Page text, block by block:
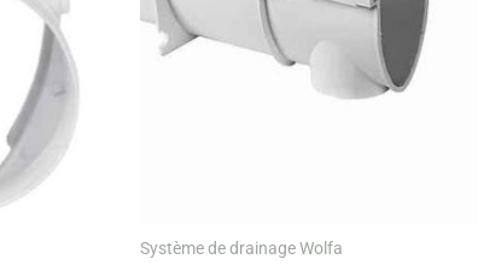
Système de drainage Wolfa